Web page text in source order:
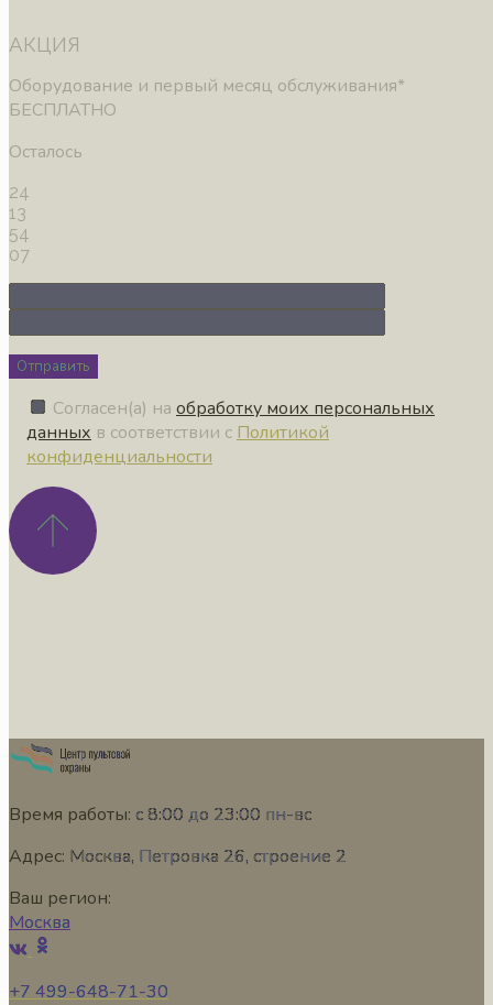
АКЦИЯ
Оборудование и первый месяц обслуживания*
БЕСПЛАТНО
Осталось
24
13
54
06
Отправить
Согласен(а) на обработку моих персональных
данных в соответствии с Политикой
конфиденциальности
Время работы: с 8:00 до 23:00 пн-вс
Адрес: Москва, Петровка 26, строение 2
Ваш регион:
Москва
+7 499-648-71-30